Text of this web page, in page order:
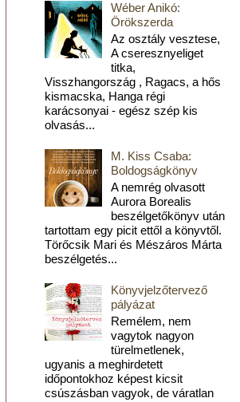
Wéber Anikó:
Örökszerda
Az osztály vesztese,
A cseresznyeliget
titka,
Visszhangország , Ragacs, a hős
kismacska, Hanga régi
karácsonyai - egész szép kis
olvasás...
M. Kiss Csaba:
Boldogságkönyv
A nemrég olvasott
Aurora Borealis
beszélgetőkönyv után
tartottam egy picit ettől a könyvtől.
Törőcsik Mari és Mészáros Márta
beszélgetés...
Könyvjelzőtervező
pályázat
Remélem, nem
vagytok nagyon
türelmetlenek,
ugyanis a meghirdetett
időpontokhoz képest kicsit
csúszásban vagyok, de váratlan